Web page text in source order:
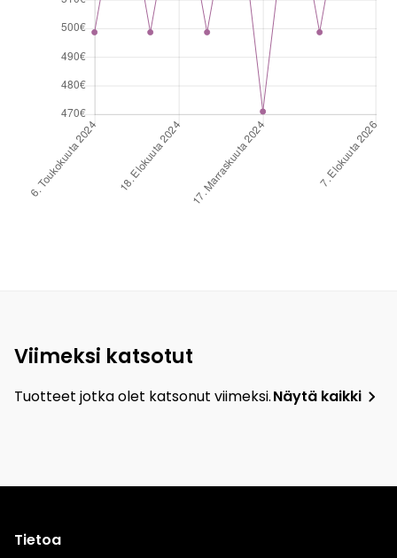
Viimeksi katsotut
Tuotteet jotka olet katsonut viimeksi.Näytä kaikki
Tietoa